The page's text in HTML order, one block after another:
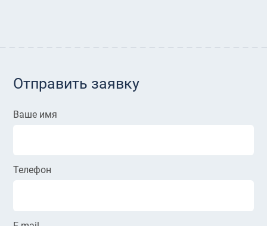
Отправить заявку
Ваше имя
Телефон